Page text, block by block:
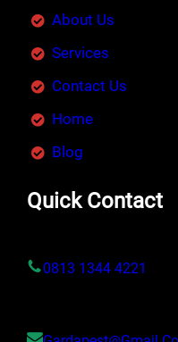
About Us
Services
Contact Us
Home
Blog
Quick Contact
0813 1344 4221